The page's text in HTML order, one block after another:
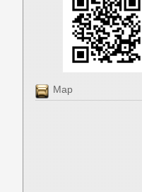
Map